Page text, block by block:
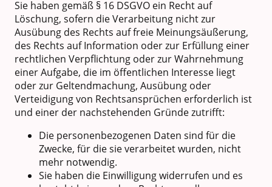
Sie haben gemäß § 16 DSGVO ein Recht auf
Löschung, sofern die Verarbeitung nicht zur
Ausübung des Rechts auf freie Meinungsäußerung,
des Rechts auf Information oder zur Erfüllung einer
rechtlichen Verpflichtung oder zur Wahrnehmung
einer Aufgabe, die im öffentlichen Interesse liegt
oder zur Geltendmachung, Ausübung oder
Verteidigung von Rechtsansprüchen erforderlich ist
und einer der nachstehenden Gründe zutrifft:
Die personenbezogenen Daten sind für die
Zwecke, für die sie verarbeitet wurden, nicht
mehr notwendig.
Sie haben die Einwilligung widerrufen und es